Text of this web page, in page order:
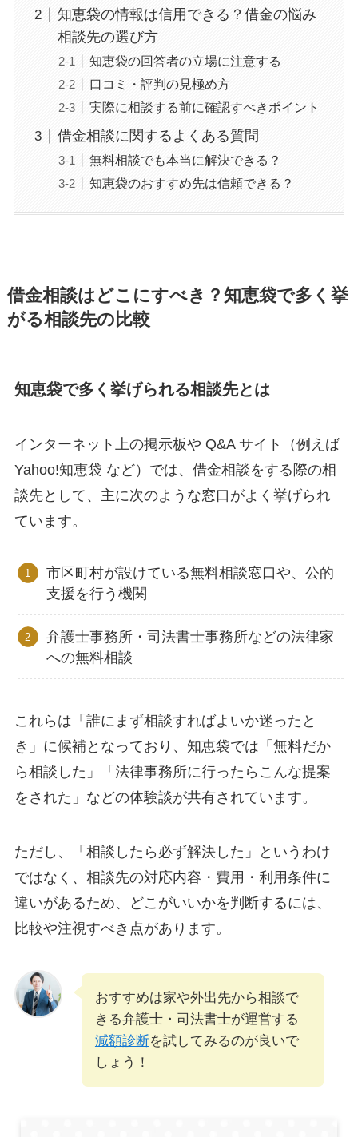
知恵袋の情報は信用できる？借金の悩み
相談先の選び方
知恵袋の回答者の立場に注意する
口コミ・評判の見極め方
実際に相談する前に確認すべきポイント
借金相談に関するよくある質問
無料相談でも本当に解決できる？
知恵袋のおすすめ先は信頼できる？
借金相談はどこにすべき？知恵袋で多く挙
がる相談先の比較
知恵袋で多く挙げられる相談先とは
インターネット上の掲示板や Q&A サイト（例えば
Yahoo!知恵袋 など）では、借金相談をする際の相
談先として、主に次のような窓口がよく挙げられ
ています。
市区町村が設けている無料相談窓口や、公的
支援を行う機関
弁護士事務所・司法書士事務所などの法律家
への無料相談
これらは「誰にまず相談すればよいか迷ったと
き」に候補となっており、知恵袋では「無料だか
ら相談した」「法律事務所に行ったらこんな提案
をされた」などの体験談が共有されています。
ただし、「相談したら必ず解決した」というわけ
ではなく、相談先の対応内容・費用・利用条件に
違いがあるため、どこがいいかを判断するには、
比較や注視すべき点があります。
おすすめは家や外出先から相談で
きる弁護士・司法書士が運営する
減額診断を試してみるのが良いで
しょう！